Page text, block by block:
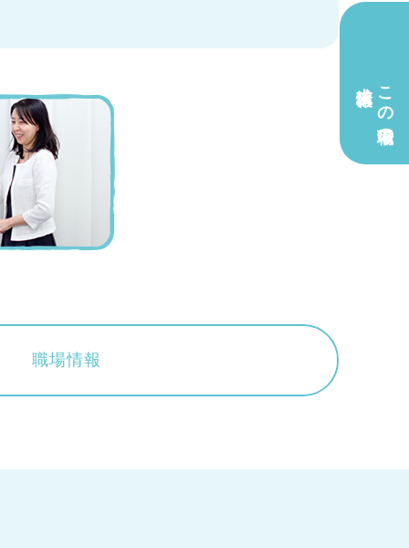
職場情報
この職場の